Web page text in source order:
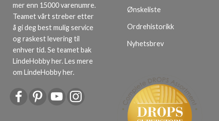
mer enn 15000 varenumre.
Teamet vårt streber etter
å gi deg best mulig service
og raskest levering til
enhver tid. Se teamet bak
LindeHobby her.Les mere
om LindeHobby her.
Ønskeliste
Ordrehistorikk
Nyhetsbrev